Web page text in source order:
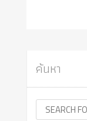
ค้นหา